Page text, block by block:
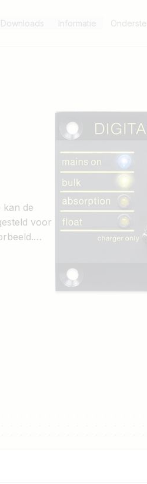
Downloads Informatie
kan de
voor
wordt 's